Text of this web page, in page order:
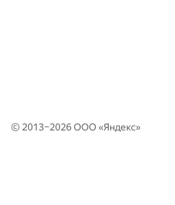
© 2013–2026 ООО «Яндекс»